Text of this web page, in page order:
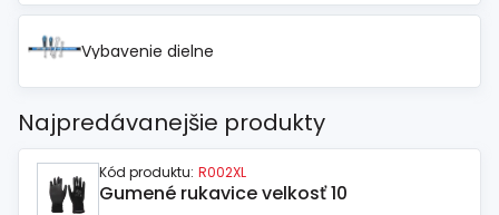
Vybavenie dielne
Najpredávanejšie produkty
Kód produktu: R002XL
Gumené rukavice velkosť 10